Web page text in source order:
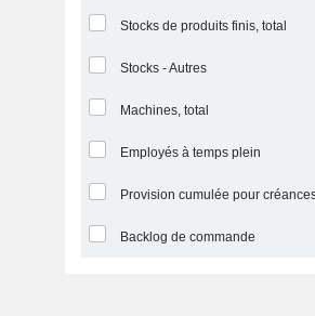
Stocks de produits finis, total
Stocks - Autres
Machines, total
Employés à temps plein
Backlog de commande